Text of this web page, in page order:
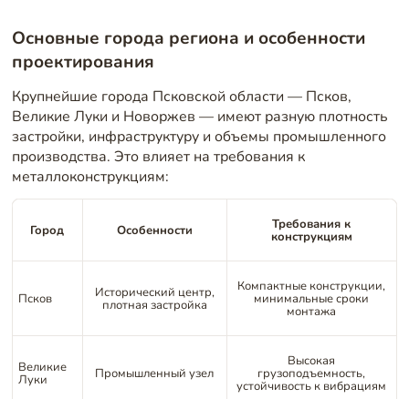
Основные города региона и особенности
проектирования
Крупнейшие города Псковской области — Псков,
Великие Луки и Новоржев — имеют разную плотность
застройки, инфраструктуру и объемы промышленного
производства. Это влияет на требования к
металлоконструкциям:
Город Особенности Требования к
конструкциям
Псков Исторический центр,
плотная застройка
Компактные конструкции,
минимальные сроки
монтажа
Великие
Луки Промышленный узел
Высокая
грузоподъемность,
устойчивость к вибрациям